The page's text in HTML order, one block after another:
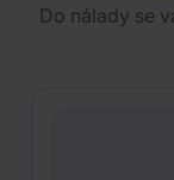
Do nálady se